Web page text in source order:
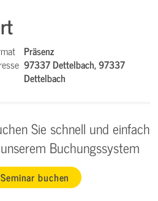
Präsenz
97337 Dettelbach,97337
Dettelbach
Sie schnell und einfach
Buchungssystem
Seminar buchen